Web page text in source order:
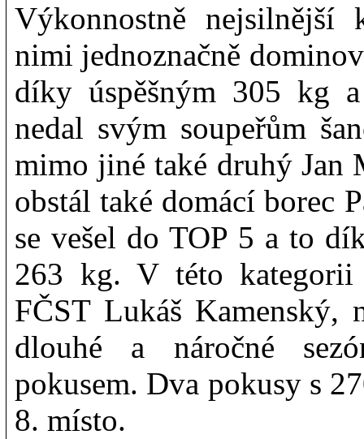
Výkonnostně nejsilnější
nimi jednoznačně
díky úspěšným 305 kg
nedal svým soupeřům
mimo jiné také druhý Jan
obstál také domácí borec
se vešel do TOP 5 a to
263 kg. V této kategorii
FČST Lukáš Kamenský,
dlouhé a náročné
pokusem. Dva pokusy s
8. místo.